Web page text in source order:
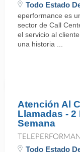
Todo Estado
eperformance es
sector de Call
el servicio al
una historia ...
Atención Al
Llamadas -
Semana
Todo Estado